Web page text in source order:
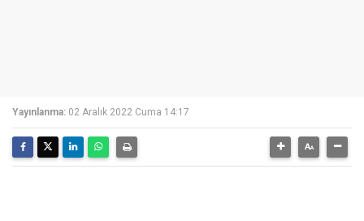
Yayınlanma: 02 Aralık 2022 Cuma 14:17